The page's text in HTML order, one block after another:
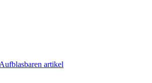
Aufblasbaren artikel